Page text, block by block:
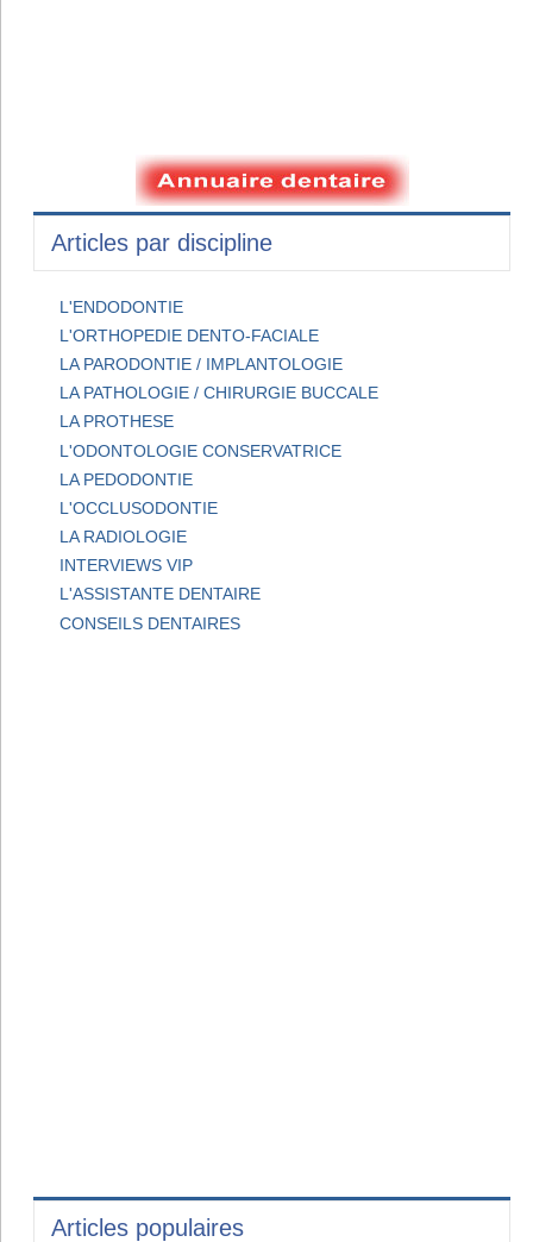
Articles par discipline
L'ENDODONTIE
L'ORTHOPEDIE DENTO-FACIALE
LA PARODONTIE / IMPLANTOLOGIE
LA PATHOLOGIE / CHIRURGIE BUCCALE
LA PROTHESE
L'ODONTOLOGIE CONSERVATRICE
LA PEDODONTIE
L'OCCLUSODONTIE
LA RADIOLOGIE
INTERVIEWS VIP
L'ASSISTANTE DENTAIRE
CONSEILS DENTAIRES
Articles populaires